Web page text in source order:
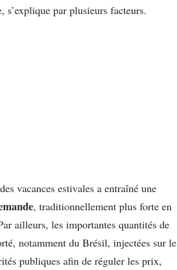
s’explique par plusieurs facteurs.
vacances estivales a entraîné une
, traditionnellement plus forte en
ailleurs, les importantes quantités de
notamment du Brésil, injectées sur le
publiques afin de réguler les prix,